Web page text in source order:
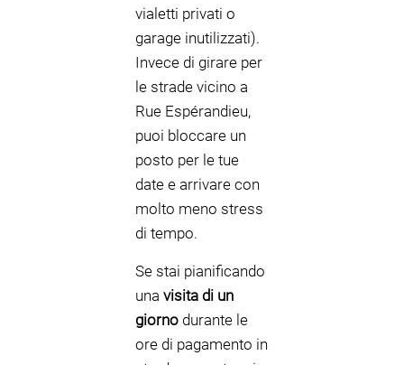
vialetti privati o
garage inutilizzati).
Invece di girare per
le strade vicino a
Rue Espérandieu,
puoi bloccare un
posto per le tue
date e arrivare con
molto meno stress
di tempo.
Se stai pianificando
una visita di un
giorno durante le
ore di pagamento in